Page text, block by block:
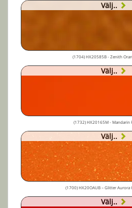
Välj..
(1704) HX20585B - Zenith
Välj..
(1732) HX20165M - Mandarin
Välj..
(1700) HX20OAUB – Glitter Aurora
Välj..